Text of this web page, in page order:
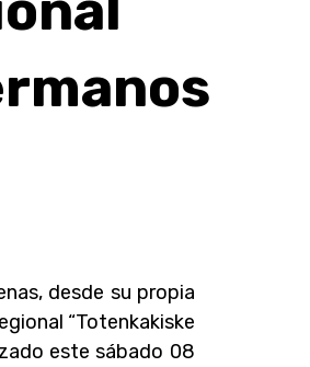
desde su propia
“Totenkakiske
este sábado 08